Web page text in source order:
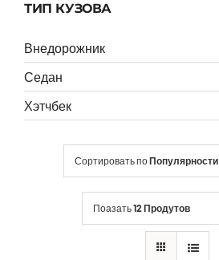
ТИП КУЗОВА
Внедорожник
Седан
Хэтчбек
Сортировать поПопулярности
Поазать12 Продутов